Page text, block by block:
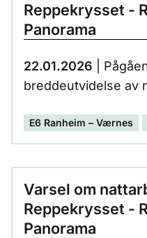
Reppekrysset -
Panorama
22.01.2026 |
breddeutvidelse av
arbeidene skal
må utføres
støyende aktiviteter
inntransport og
E6 Ranheim – Værnes
Varsel om
Reppekrysset -
Panorama